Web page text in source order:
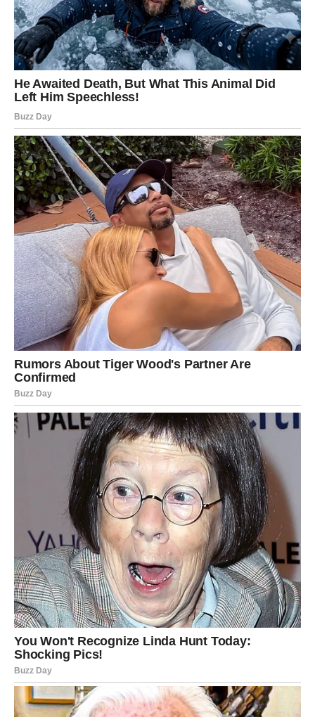
Vrijeme nagrade:
Završetak ciklusa boli i
težine
raspršuju. Sve ono što vas je tištilo — mentalno, emotivno ili
materijalno — sada se pretvara u iskustvo iz kojeg ste izrasli.
Dolazi period nagrade , a to znači:
povratak vjere u sebe,
emotivno oslobođenje,
stabilnost u odnosima,
širenje životnih mogućnosti,
osjećaj zaštite i podrške.
Ovo nije samo sretan period — ovo je duhovno važan trenutak
u kojem se vraćate sebi.
Kako najbolje iskoristiti
ovaj blagoslovljeni period
Da bi ovaj energetski poklon imao maksimalan učinak, važno
je da učinite sljedeće:
Posvetite se onima koje volite
Rakovi posebno — dom i obitelj sada su izvor najveće radosti.
Slušajte intuiciju
Ribe će u njoj pronaći putokaz za svaki važan korak.